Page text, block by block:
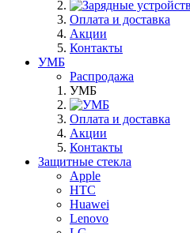
Оплата и доставка
Акции
Контакты
УМБ
Распродажа
УМБ
Оплата и доставка
Акции
Контакты
Защитные стекла
Apple
HTC
Huawei
Lenovo